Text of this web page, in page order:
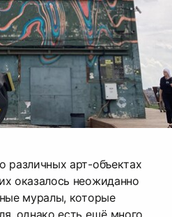
арт-объектах
оказалось неожиданно
муралы, которые
однако есть ещё много